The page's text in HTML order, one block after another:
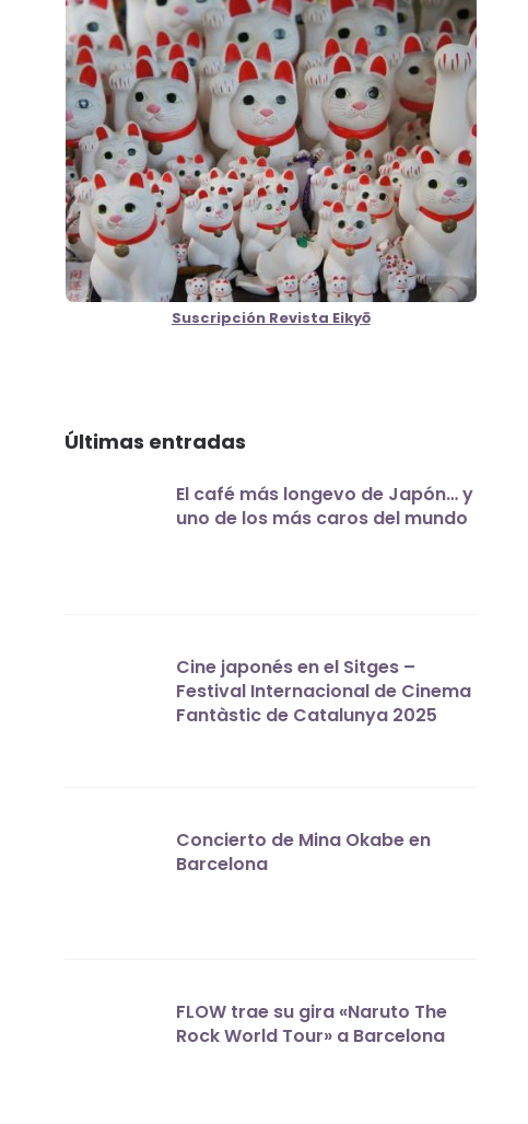
Suscripción Revista Eikyō
Últimas entradas
El café más longevo de Japón… y
uno de los más caros del mundo
Cine japonés en el Sitges –
Festival Internacional de Cinema
Fantàstic de Catalunya 2025
Concierto de Mina Okabe en
Barcelona
FLOW trae su gira «Naruto The
Rock World Tour» a Barcelona